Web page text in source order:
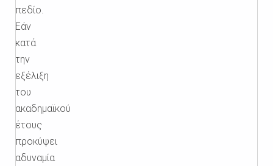
πεδίο.
Εάν
κατά
την
εξέλιξη
του
ακαδημαϊκού
έτους
προκύψει
αδυναμία